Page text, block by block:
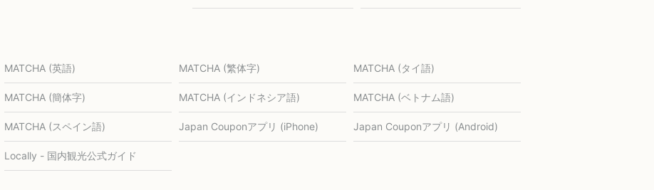
MATCHA (英語) MATCHA (繁体字) MATCHA (タイ語)
MATCHA (簡体字) MATCHA (インドネシア語) MATCHA (ベトナム語)
MATCHA (スペイン語) Japan Couponアプリ (iPhone) Japan Couponアプリ (Android)
Locally - 国内観光公式ガイド